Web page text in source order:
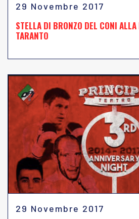
29 Novembre 2017
STELLA DI BRONZO DEL CONI
TARANTO
29 Novembre 2017